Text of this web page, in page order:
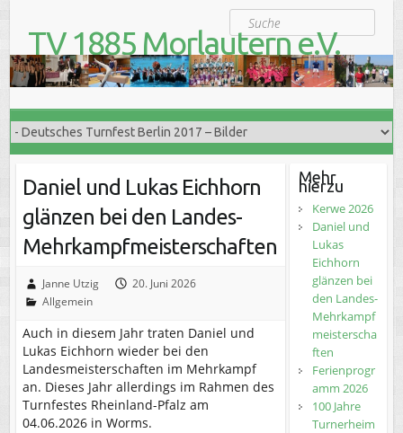
Suche
TV 1885 Morlautern e.V.
Der Turnverein für Jung und Alt
Daniel und Lukas Eichhorn
glänzen bei den Landes-
Mehrkampfmeisterschaften
Janne Utzig
20. Juni 2026
Allgemein
Auch in diesem Jahr traten Daniel und
Lukas Eichhorn wieder bei den
Landesmeisterschaften im Mehrkampf
an. Dieses Jahr allerdings im Rahmen des
Turnfestes Rheinland-Pfalz am
04.06.2026 in Worms.
Mehr
hierzu
Kerwe 2026
Daniel und
Lukas
Eichhorn
glänzen bei
den Landes-
Mehrkampf
meisterscha
ften
Ferienprogr
amm 2026
100 Jahre
Turnerheim